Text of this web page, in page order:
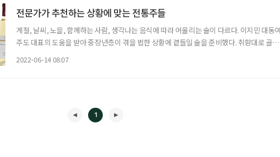
전문가가 추천하는 상황에 맞는 전통주들
계절, 날씨, 노을, 함께하는 사람, 생각나는 음식에 따라 어울리는 술이 다르다. 이지민 대동여
주도 대표의 도움을 받아 중장년층이 겪을 법한 상황에 곁들일 술을 준비했다. 취향대로 골라
2022-06-14 08:07
1